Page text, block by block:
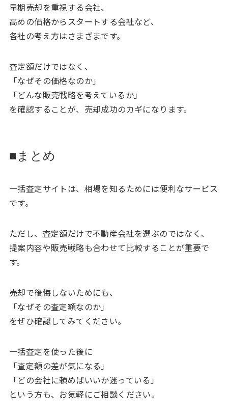
早期売却を重視する会社、
高めの価格からスタートする会社など、
各社の考え方はさまざまです。
査定額だけではなく、
「なぜその価格なのか」
「どんな販売戦略を考えているか」
を確認することが、売却成功のカギになります。
■まとめ
一括査定サイトは、相場を知るためには便利なサービス
です。
ただし、査定額だけで不動産会社を選ぶのではなく、
提案内容や販売戦略も合わせて比較することが重要で
す。
売却で後悔しないためにも、
「なぜその査定額なのか」
をぜひ確認してみてください。
一括査定を使った後に
「査定額の差が気になる」
「どの会社に頼めばいいか迷っている」
という方も、お気軽にご相談ください。